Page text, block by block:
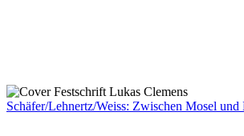
Schäfer/Lehnertz/Weiss: Zwischen Mosel und